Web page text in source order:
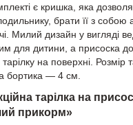
є кришка, яка
брати її з собою
Милий дизайн у вигляді
для дитини, а присоска
тарілку на поверхні.
бортика — 4 см.
тарілка на
прикорм»